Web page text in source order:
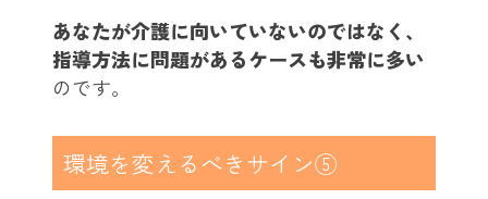
あなたが介護に向いていないのではなく、
指導方法に問題があるケースも非常に多い
のです。
環境を変えるべきサイン⑤